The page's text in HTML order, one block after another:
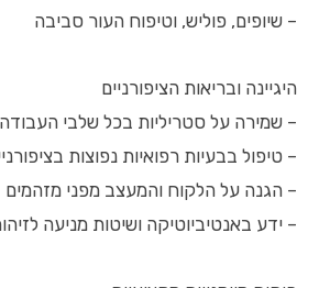
– שיופים, פוליש, וטיפוח העור סביבה
היגיינה ובריאות הציפורניים
– שמירה על סטריליות בכל שלבי העבודה
– טיפול בבעיות רפואיות נפוצות
– הגנה על הלקוח והמעצב מפני מזהמים
– ידע באנטיביוטיקה ושיטות מניעה